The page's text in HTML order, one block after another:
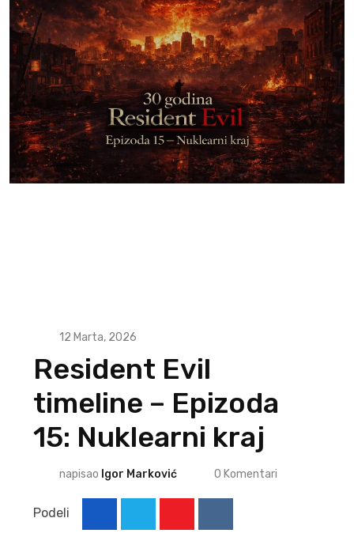
12 Marta, 2026
Resident Evil
timeline – Epizoda
15: Nuklearni kraj
napisao Igor Marković 0 Komentari
Podeli